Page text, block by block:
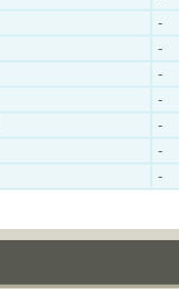
-
-
-
-
-
-
-